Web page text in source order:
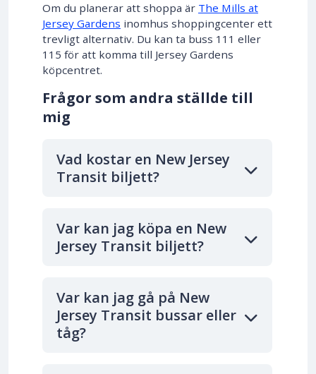
Om du planerar att shoppa är The Mills at
Jersey Gardens inomhus shoppingcenter ett
trevligt alternativ. Du kan ta buss 111 eller
115 för att komma till Jersey Gardens
köpcentret.
Frågor som andra ställde till
mig
Vad kostar en New Jersey
Transit biljett?
Var kan jag köpa en New
Jersey Transit biljett?
Var kan jag gå på New
Jersey Transit bussar eller
tåg?